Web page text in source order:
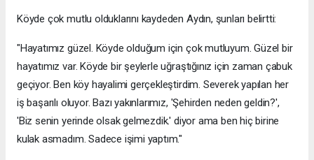
Köyde çok mutlu olduklarını kaydeden Aydın, şunları belirtti:
"Hayatımız güzel. Köyde olduğum için çok mutluyum. Güzel bir
hayatımız var. Köyde bir şeylerle uğraştığınız için zaman çabuk
geçiyor. Ben köy hayalimi gerçekleştirdim. Severek yapılan her
iş başarılı oluyor. Bazı yakınlarımız, 'Şehirden neden geldin?',
'Biz senin yerinde olsak gelmezdik.' diyor ama ben hiç birine
kulak asmadım. Sadece işimi yaptım."